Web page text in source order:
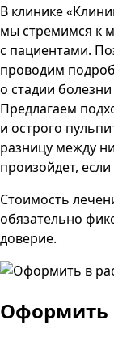
В клинике
мы стремимся к
с пациентами.
проводим
о стадии
Предлагаем
и острого
разницу между
произойдет,
Стоимость
обязательно
доверие.
Оформить